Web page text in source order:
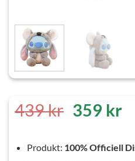
439kr Det
priset
359 kr
Produkt: 100% Officiell